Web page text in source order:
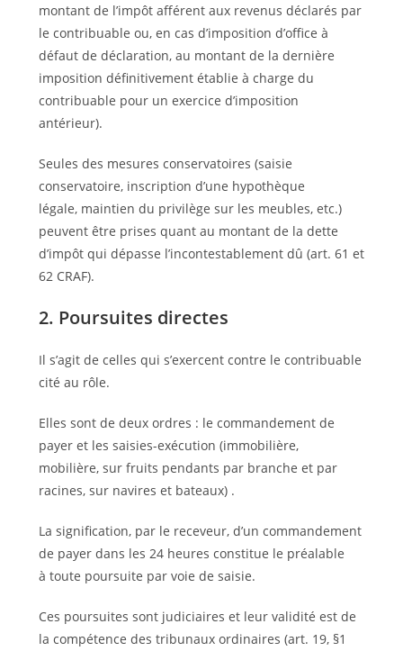
montant de l’impôt afférent aux revenus déclarés par
le contribuable ou, en cas d’imposition d’office à
défaut de déclaration, au montant de la dernière
imposition définitivement établie à charge du
contribuable pour un exercice d’imposition
antérieur).
Seules des mesures conservatoires (saisie
conservatoire, inscription d’une hypothèque
légale, maintien du privilège sur les meubles, etc.)
peuvent être prises quant au montant de la dette
d’impôt qui dépasse l’incontestablement dû (art. 61 et
62 CRAF).
2. Poursuites directes
Il s’agit de celles qui s’exercent contre le contribuable
cité au rôle.
Elles sont de deux ordres : le commandement de
payer et les saisies-exécution (immobilière,
mobilière, sur fruits pendants par branche et par
racines, sur navires et bateaux) .
La signification, par le receveur, d’un commandement
de payer dans les 24 heures constitue le préalable
à toute poursuite par voie de saisie.
Ces poursuites sont judiciaires et leur validité est de
la compétence des tribunaux ordinaires (art. 19, §1